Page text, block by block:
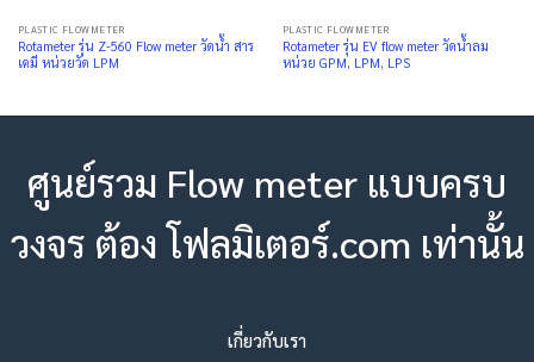
PLASTIC FLOWMETER
Rotameter รุ่น Z-560 Flow meter วัดน้ำ สาร
เคมี หน่วยวัด LPM
PLASTIC FLOWMETER
Rotameter รุ่น EV flow meter วัดน้ำลม
หน่วย GPM, LPM, LPS
ศูนย์รวม Flow meter แบบครบ
วงจร ต้อง โฟลมิเตอร์.com เท่านั้น
เกี่ยวกับเรา